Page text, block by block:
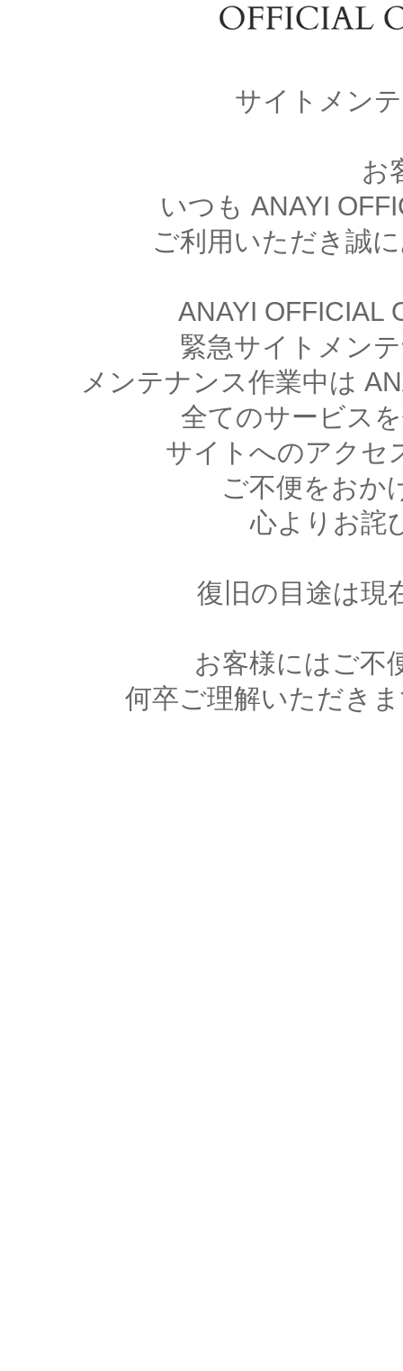
サイトメン
お
いつも ANAYI
ご利用いただき誠
ANAYI OFFICIAL
緊急サイトメン
メンテナンス作業中は
全てのサービス
サイトへのアクセ
ご不便をおか
心よりお詫
復旧の目途は現
お客様にはご不
何卒ご理解いただき